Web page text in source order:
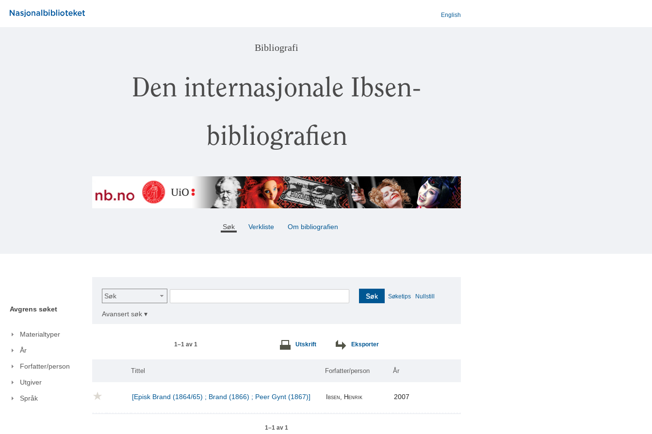
English
Bibliografi
Den internasjonale Ibsen-
bibliografien
Søk Verkliste Om bibliografien
Avgrens søket
Materialtyper
År
Forfatter/person
Utgiver
Språk
Søk Søk Søketips Nullstill
Avansert søk ▾
1–1 av 1 Utskrift Eksporter
Tittel Forfatter/person År
[Episk Brand (1864/65) ; Brand (1866) ; Peer Gynt (1867)] Ibsen, Henrik 2007
1–1 av 1